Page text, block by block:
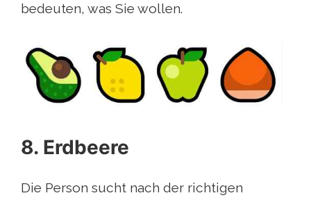
bedeuten, was Sie wollen.
8. Erdbeere
Die Person sucht nach der richtigen